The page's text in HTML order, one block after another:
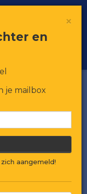
Toggle
×
en
je mailbox
aangemeld!